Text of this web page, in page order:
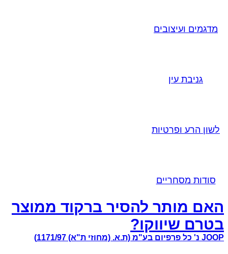
מדגמים ועיצובים
גניבת עין
לשון הרע ופרטיות
סודות מסחריים
האם מותר להסיר ברקוד ממוצר
בטרם שיווקו?
JOOP נ' כל פרפיום בע"מ (ת.א. (מחוזי ת"א) 1171/97)